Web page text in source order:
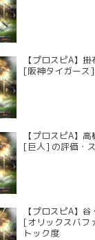
【プロスピA】
[阪神タイガース
【プロスピA】
[巨人] の評価・
【プロスピA】
[オリックスバフ
トック度